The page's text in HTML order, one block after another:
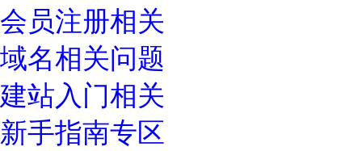
会员注册相关
域名相关问题
建站入门相关
新手指南专区